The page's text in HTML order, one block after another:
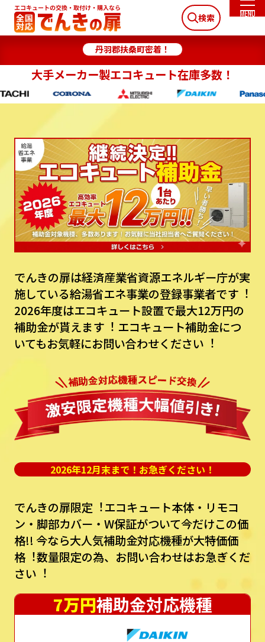
検索
丹羽郡扶桑町密着！
大手メーカー製エコキュート在庫多数！
でんきの扉は経済産業省資源エネルギー庁が実
施している給湯省エネ事業の登録事業者です︕
2026年度はエコキュート設置で最⼤12万円の
補助⾦が貰えます︕ エコキュート補助⾦につ
いてもお気軽にお問い合わせください︕
2026年12月末まで！お急ぎください！
でんきの扉限定︕エコキュート本体・リモコ
ン・脚部カバー・W保証がついて今だけこの価
格!! 今なら⼤⼈気補助⾦対応機種が⼤特価価
格︕数量限定の為、お問い合わせはお急ぎくだ
さい︕
7万円補助金対応機種